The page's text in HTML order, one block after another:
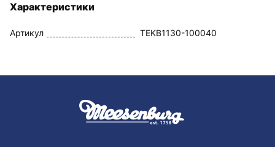
Характеристики
Артикул TEKB1130-100040